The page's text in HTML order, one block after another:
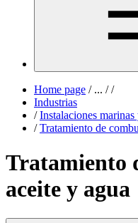
Home page /... / /
Industrias
/ Instalaciones
/ Tratamiento de
Tratamiento
aceite y agua